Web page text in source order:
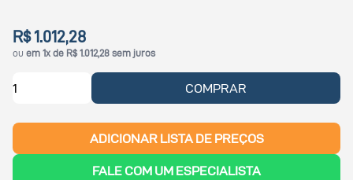
R$ 1.012,28
ou em 1x de R$ 1.012,28 sem juros
COMPRAR
ADICIONAR LISTA DE PREÇOS
FALE COM UM ESPECIALISTA